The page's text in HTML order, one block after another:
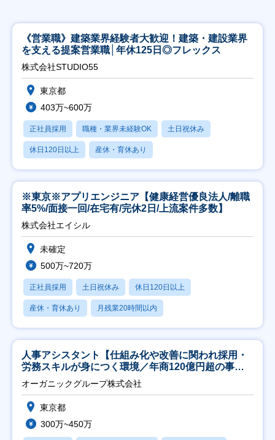
《営業職》建築業界経験者大歓迎！建築・建設業界
を支える提案営業職│年休125日◎フレックス
株式会社STUDIO55
東京都
403万~600万
正社員採用 職種・業界未経験OK 土日祝休み
休日120日以上 産休・育休あり
※東京※アプリエンジニア【健康経営優良法人/離職
率5%/面接一回/在宅有/完休2日/上流案件多数】
株式会社エイシル
未確定
500万~720万
正社員採用 土日祝休み 休日120日以上
産休・育休あり 月残業20時間以内
人事アシスタント【仕組み化や改善に関われ採用・
労務スキルが身につく環境／年商120億円超の事業
会社】
オーガニックグループ株式会社
東京都
300万~450万